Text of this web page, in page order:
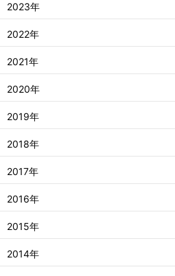
2023年
2022年
2021年
2020年
2019年
2018年
2017年
2016年
2015年
2014年